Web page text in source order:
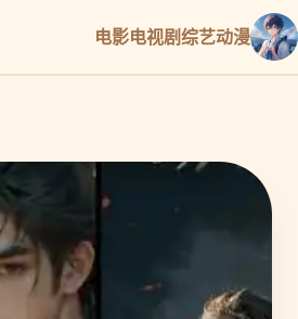
电影电视剧综艺动漫